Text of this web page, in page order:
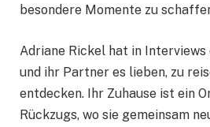
besondere Momente zu
Adriane Rickel hat in Interviews
und ihr Partner es lieben, zu
entdecken. Ihr Zuhause ist ein
Rückzugs, wo sie gemeinsam